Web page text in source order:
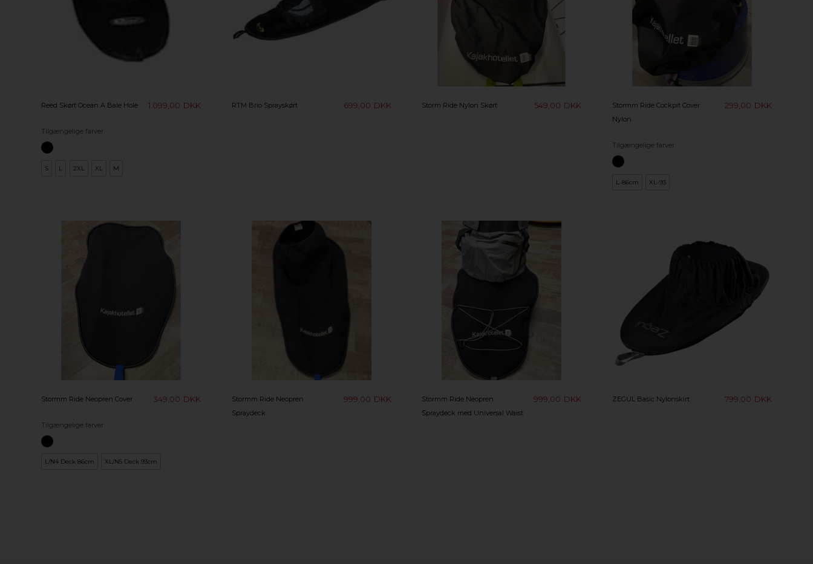
Reed Skørt Ocean A Bale Hole 1.099,00 DKK
Tilgængelige farver
S L 2XL XL M
RTM Brio Sprayskørt 699,00 DKK Storm Ride Nylon Skørt 549,00 DKK
Stormm Ride Cockpit Cover
Nylon
299,00 DKK
Tilgængelige farver
L-86cm XL-93
Stormm Ride Neopren Cover 349,00 DKK
Tilgængelige farver
L/N4 Deck 86cm XL/N5 Deck 93cm
Stormm Ride Neopren
Spraydeck
999,00 DKK
Stormm Ride Neopren
Spraydeck med Universal Waist
999,00 DKK ZEGUL Basic Nylonskirt 799,00 DKK